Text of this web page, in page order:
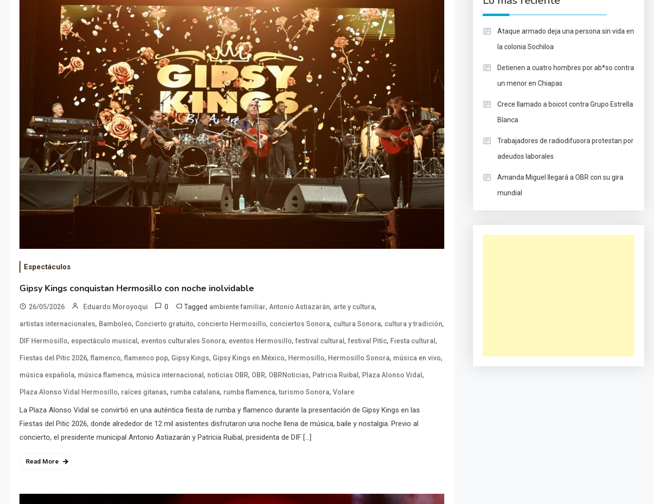
Espectáculos
Gipsy Kings conquistan Hermosillo con noche inolvidable
26/05/2026 Eduardo Moroyoqui 0 Tagged ambiente familiar, Antonio Astiazarán, arte y cultura,
artistas internacionales, Bamboleo, Concierto gratuito, concierto Hermosillo, conciertos Sonora, cultura Sonora, cultura y tradición,
DIF Hermosillo, espectáculo musical , eventos culturales Sonora, eventos Hermosillo, festival cultural , festival Pitic, Fiesta cultural ,
Fiestas del Pitic 2026, flamenco, flamenco pop, Gipsy Kings, Gipsy Kings en México, Hermosillo, Hermosillo Sonora, música en vivo,
música española, música flamenca, música internacional , noticias OBR, OBR, OBRNoticias, Patricia Ruibal , Plaza Alonso Vidal ,
Plaza Alonso Vidal Hermosillo, raíces gitanas, rumba catalana, rumba flamenca,turismo Sonora, Volare
La Plaza Alonso Vidal se convirtió en una auténtica fiesta de rumba y flamenco durante la presentación de Gipsy Kings en las
Fiestas del Pitic 2026, donde alrededor de 12 mil asistentes disfrutaron una noche llena de música, baile y nostalgia. Previo al
concierto, el presidente municipal Antonio Astiazarán y Patricia Ruibal, presidenta de DIF […]
Read More
Ataque armado deja una persona sin vida en
la colonia Sochiloa
Detienen a cuatro hombres por ab*so contra
un menor en Chiapas
Crece llamado a boicot contra Grupo Estrella
Blanca
Trabajadores de radiodifusora protestan por
adeudos laborales
Amanda Miguel llegará a OBR con su gira
mundial